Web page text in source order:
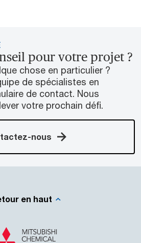
pour votre projet ?
chose en particulier ?
de spécialistes en
de contact. Nous
votre prochain défi.
nous
en haut